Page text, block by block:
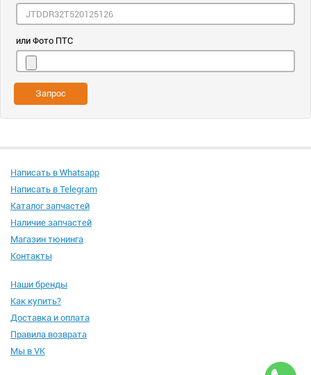
или Фото ПТС
Запрос
Написать в Whatsapp
Написать в Telegram
Каталог запчастей
Наличие запчастей
Магазин тюнинга
Контакты
Наши бренды
Как купить?
Доставка и оплата
Правила возврата
Мы в VK